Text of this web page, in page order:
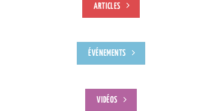
ARTICLES
ÉVÉNEMENTS
VIDÉOS